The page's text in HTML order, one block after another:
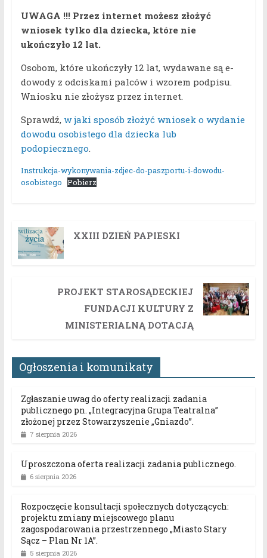
UWAGA !!! Przez internet możesz złożyć
wniosek tylko dla dziecka, które nie
ukończyło 12 lat.
Osobom, które ukończyły 12 lat, wydawane są e-
dowody z odciskami palców i wzorem podpisu.
Wniosku nie złożysz przez internet.
Sprawdź, w jaki sposób złożyć wniosek o wydanie
dowodu osobistego dla dziecka lub
podopiecznego.
Instrukcja-wykonywania-zdjec-do-paszportu-i-dowodu-
osobistego
Pobierz
XXIII DZIEŃ PAPIESKI
PROJEKT STAROSĄDECKIEJ
FUNDACJI KULTURY Z
MINISTERIALNĄ DOTACJĄ
Ogłoszenia i komunikaty
Zgłaszanie uwag do oferty realizacji zadania
publicznego pn. „Integracyjna Grupa Teatralna”
złożonej przez Stowarzyszenie „Gniazdo”.
7 sierpnia 2026
Uproszczona oferta realizacji zadania publicznego.
6 sierpnia 2026
Rozpoczęcie konsultacji społecznych dotyczących:
projektu zmiany miejscowego planu
zagospodarowania przestrzennego „Miasto Stary
Sącz – Plan Nr 1A”.
5 sierpnia 2026